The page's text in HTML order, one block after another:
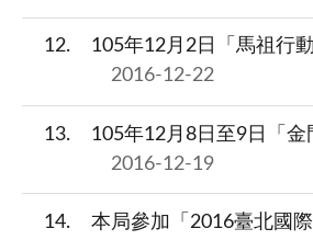
12
105年12月2日「馬祖行動
2016-12-22
13
105年12月8日至9日「金
2016-12-19
14
本局參加「2016臺北國